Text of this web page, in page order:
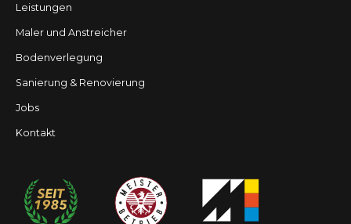
Leistungen
Maler und Anstreicher
Bodenverlegung
Sanierung & Renovierung
Jobs
Kontakt